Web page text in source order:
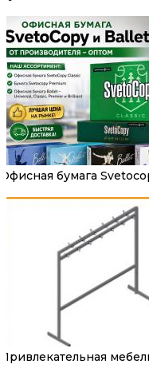
Офисная бумага
Привлекательная